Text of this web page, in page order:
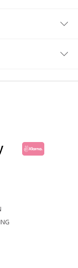
EN BLIJF OP